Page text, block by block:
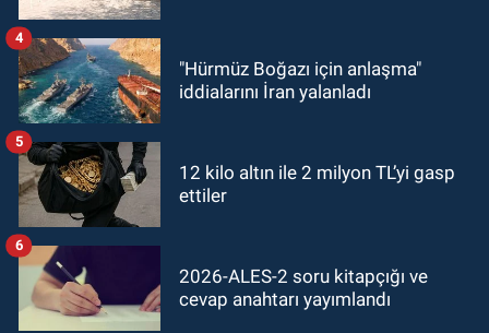
"Hürmüz Boğazı için anlaşma"
iddialarını İran yalanladı
4
12 kilo altın ile 2 milyon TL’yi gasp
ettiler
5
2026-ALES-2 soru kitapçığı ve
cevap anahtarı yayımlandı
6